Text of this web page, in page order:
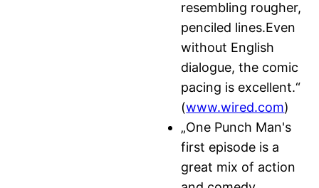
resembling rougher,
penciled lines.Even
without English
dialogue, the comic
pacing is excellent.“
(www.wired.com)
„One Punch Man's
first episode is a
great mix of action